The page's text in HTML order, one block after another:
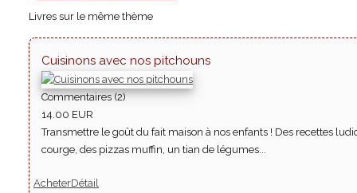
Livres sur le même thème
Cuisinons avec nos pitchouns
Commentaires (2)
14.00 EUR
Transmettre le goût du fait maison à nos enfants ! Des recettes
courge, des pizzas muffin, un tian de légumes...
AcheterDétail